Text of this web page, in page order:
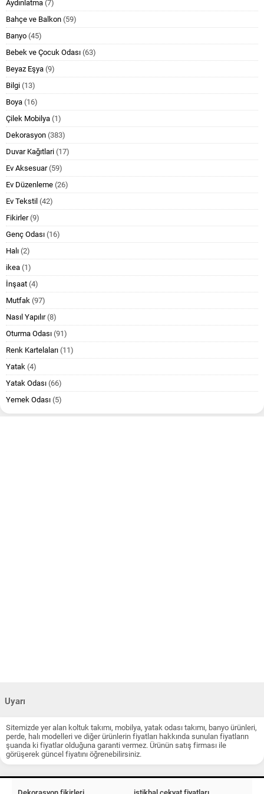
Aydınlatma (7)
Bahçe ve Balkon (59)
Banyo (45)
Bebek ve Çocuk Odası (63)
Beyaz Eşya (9)
Bilgi (13)
Boya (16)
Çilek Mobilya (1)
Dekorasyon (383)
Duvar Kağıtlari (17)
Ev Aksesuar(59)
Ev Düzenleme (26)
Ev Tekstil (42)
Fikirler(9)
Genç Odası (16)
Halı (2)
ikea (1)
İnşaat (4)
Mutfak (97)
Nasıl Yapılır(8)
Oturma Odası (91)
Renk Kartelaları (11)
Yatak (4)
Yatak Odası (66)
Yemek Odası (5)
Uyarı
Sitemizde yer alan koltuk takımı, mobilya, yatak odası takımı, banyo ürünleri,
perde, halı modelleri ve diğer ürünlerin fiyatları hakkında sunulan fiyatların
şuanda ki fiyatlar olduğuna garanti vermez. Ürünün satış firması ile
görüşerek güncel fiyatını öğrenebilirsiniz.